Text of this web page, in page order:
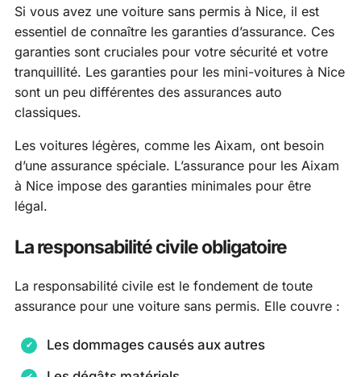
Si vous avez une voiture sans permis à Nice, il est
essentiel de connaître les garanties d’assurance. Ces
garanties sont cruciales pour votre sécurité et votre
tranquillité. Les garanties pour les mini-voitures à Nice
sont un peu différentes des assurances auto
classiques.
Les voitures légères, comme les Aixam, ont besoin
d’une assurance spéciale. L’assurance pour les Aixam
à Nice impose des garanties minimales pour être
légal.
La responsabilité civile obligatoire
La responsabilité civile est le fondement de toute
assurance pour une voiture sans permis. Elle couvre :
Les dommages causés aux autres